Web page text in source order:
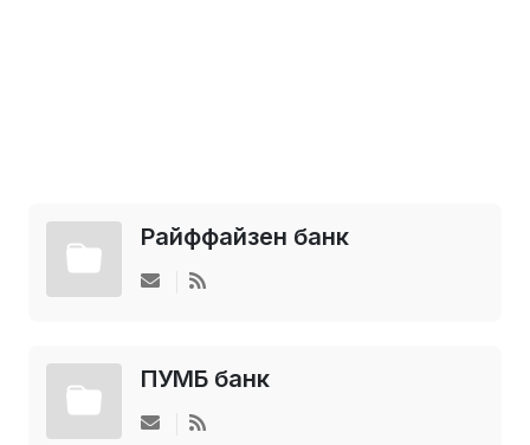
Райффайзен банк
ПУМБ банк